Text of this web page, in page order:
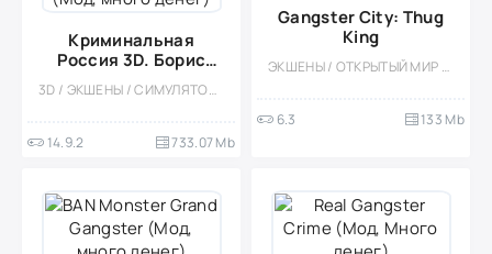
Криминальная
Россия 3D. Борис
(Мод, много денег) 3D / ЭКШЕНЫ / СИМУЛЯТОРЫ / ОТКРЫТЫЙ МИР / БОЛЬШАЯ / ВСТРОЕННЫЙ КЕШ / ОТ ПЕРВОГО ЛИЦА / 18 / ПРИКЛЮЧЕНИЕ / КАЗУАЛЬНЫЕ / ОДНОПОЛЬЗОВАТЕЛЬСКИЕ / СТИЛИЗАЦИЯ / МОД / ОФЛАЙН
14.9.2 733.07 Mb
Gangster City: Thug
King
ЭКШЕНЫ / ОТКРЫТЫЙ МИР / СИМУЛЯТОРЫ / ОДНОПОЛЬЗОВАТЕЛЬСКИЕ / СТИЛИЗАЦИЯ / 3D
6.3 133 Mb